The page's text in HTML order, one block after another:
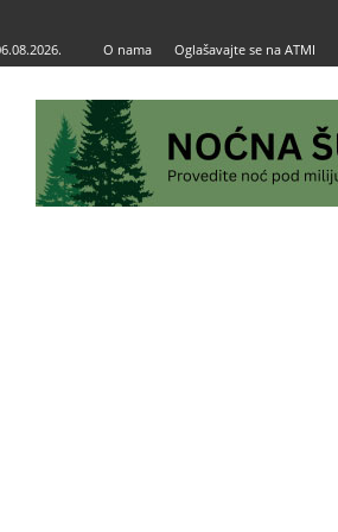
O nama Oglašavajte se na ATMI